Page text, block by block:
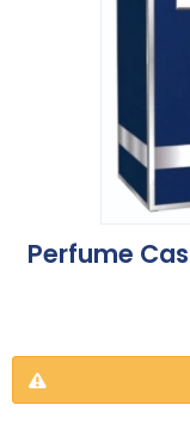
Perfume